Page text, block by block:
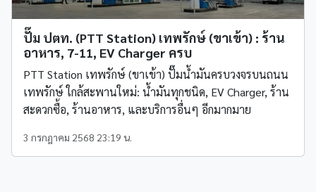
ปั๊ม ปตท. (PTT Station) เทพรักษ์ (ขาเข้า) : ร้าน
อาหาร, 7-11, EV Charger ครบ
PTT Station เทพรักษ์ (ขาเข้า) ปั๊มน้ำมันครบวงจรบนถนน
เทพรักษ์ ใกล้สะพานใหม่: น้ำมันทุกชนิด, EV Charger, ร้าน
สะดวกซื้อ, ร้านอาหาร, และบริการอื่นๆ อีกมากมาย
3 กรกฎาคม 2568 23:19 น.